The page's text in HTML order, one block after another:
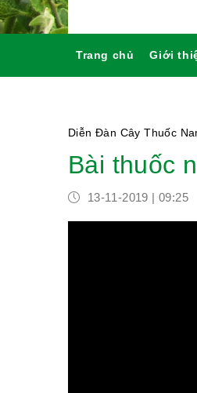
Trang chủ Giới
Diễn Đàn Cây Thuốc
Bài thuốc
13-11-2019 | 09:25